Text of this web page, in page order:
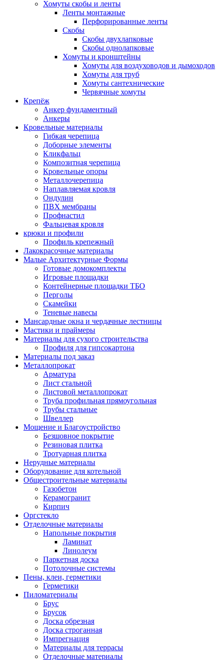
Хомуты скобы и ленты
Ленты монтажные
Перфорированные ленты
Скобы
Скобы двухлапковые
Скобы однолапковые
Хомуты и кронштейны
Хомуты для воздуховодов и дымоходов
Хомуты для труб
Хомуты сантехнические
Червячные хомуты
Крепёж
Анкер фундаментный
Анкеры
Кровельные материалы
Гибкая черепица
Доборные элементы
Кликфальц
Композитная черепица
Кровельные опоры
Металлочерепица
Наплавляемая кровля
Ондулин
ПВХ мембраны
Профнастил
Фальцевая кровля
крюки и профили
Профиль крепежный
Лакокрасочные материалы
Малые Архитектурные Формы
Готовые домокомплекты
Игровые площадки
Контейнерные площадки ТБО
Перголы
Скамейки
Теневые навесы
Мансардные окна и чердачные лестницы
Мастики и праймеры
Материалы для сухого строительства
Профиля для гипсокартона
Материалы под заказ
Металлопрокат
Арматура
Лист стальной
Листовой металлопрокат
Труба профильная прямоугольная
Трубы стальные
Швеллер
Мощение и Благоустройство
Безшовное покрытие
Резиновая плитка
Тротуарная плитка
Нерудные материалы
Оборудование для котельной
Общестроительные материалы
Газобетон
Керамогранит
Кирпич
Оргстекло
Отделочные материалы
Напольные покрытия
Ламинат
Линолеум
Паркетная доска
Потолочные системы
Пены, клеи, герметики
Герметики
Пиломатериалы
Брус
Брусок
Доска обрезная
Доска строганная
Импрегнация
Материалы для террасы
Отделочные материалы